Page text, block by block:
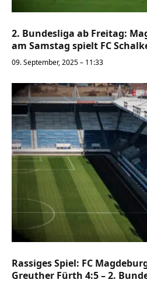
2. Bundesliga ab Freitag:
am Samstag spielt FC
09. September, 2025 – 11:33
Rassiges Spiel: FC
Greuther Fürth 4:5 – 2.